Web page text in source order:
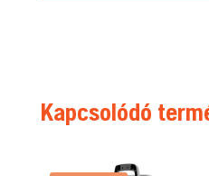
Kapcsolódó